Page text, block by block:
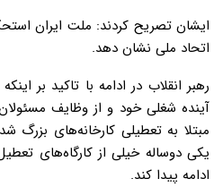
ایشان تصریح کردند: ملت ایران
اتحاد ملی نشان دهد.
رهبر انقلاب در ادامه با تاکید بر
آینده شغلی خود و از وظایف
مبتلا به تعطیلی کارخانه‌های
یکی دوساله خیلی از کارگاه‌های
ادامه پیدا کند.